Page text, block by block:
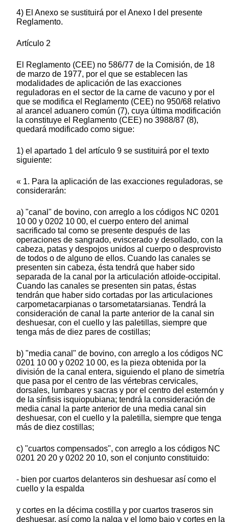
4) El Anexo se sustituirá por el Anexo I del presente
Reglamento.
Artículo 2
El Reglamento (CEE) no 586/77 de la Comisión, de 18
de marzo de 1977, por el que se establecen las
modalidades de aplicación de las exacciones
reguladoras en el sector de la carne de vacuno y por el
que se modifica el Reglamento (CEE) no 950/68 relativo
al arancel aduanero común (7), cuya última modificación
la constituye el Reglamento (CEE) no 3988/87 (8),
quedará modificado como sigue:
1) el apartado 1 del artículo 9 se sustituirá por el texto
siguiente:
« 1. Para la aplicación de las exacciones reguladoras, se
considerarán:
a) "canal" de bovino, con arreglo a los códigos NC 0201
10 00 y 0202 10 00, el cuerpo entero del animal
sacrificado tal como se presente después de las
operaciones de sangrado, eviscerado y desollado, con la
cabeza, patas y despojos unidos al cuerpo o desprovisto
de todos o de alguno de ellos. Cuando las canales se
presenten sin cabeza, ésta tendrá que haber sido
separada de la canal por la articulación atloide-occipital.
Cuando las canales se presenten sin patas, éstas
tendrán que haber sido cortadas por las articulaciones
carpometacarpianas o tarsometatarsianas. Tendrá la
consideración de canal la parte anterior de la canal sin
deshuesar, con el cuello y las paletillas, siempre que
tenga más de diez pares de costillas;
b) "media canal" de bovino, con arreglo a los códigos NC
0201 10 00 y 0202 10 00, es la pieza obtenida por la
división de la canal entera, siguiendo el plano de simetría
que pasa por el centro de las vértebras cervicales,
dorsales, lumbares y sacras y por el centro del esternón y
de la sínfisis isquiopubiana; tendrá la consideración de
media canal la parte anterior de una media canal sin
deshuesar, con el cuello y la paletilla, siempre que tenga
más de diez costillas;
c) "cuartos compensados", con arreglo a los códigos NC
0201 20 20 y 0202 20 10, son el conjunto constituido:
- bien por cuartos delanteros sin deshuesar así como el
cuello y la espalda
y cortes en la décima costilla y por cuartos traseros sin
deshuesar, así como la nalga y el lomo bajo y cortes en la